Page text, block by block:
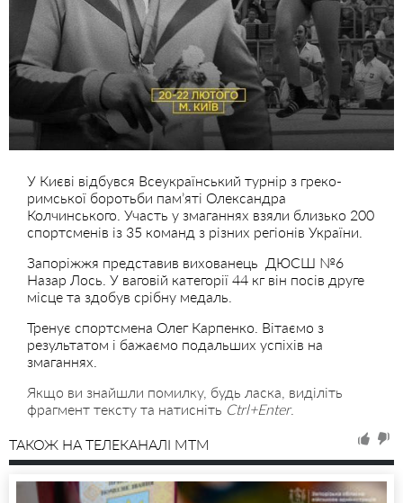
У Києві відбувся Всеукраїнський турнір з греко-
римської боротьби пам’яті Олександра
Колчинського. Участь у змаганнях взяли близько 200
спортсменів із 35 команд з різних регіонів України.
Запоріжжя представив вихованець ДЮСШ №6
Назар Лось. У ваговій категорії 44 кг він посів друге
місце та здобув срібну медаль.
Тренує спортсмена Олег Карпенко. Вітаємо з
результатом і бажаємо подальших успіхів на
змаганнях.
Якщо ви знайшли помилку, будь ласка, виділіть
фрагмент тексту та натисніть Ctrl+Enter.
ТАКОЖ НА ТЕЛЕКАНАЛІ MTM